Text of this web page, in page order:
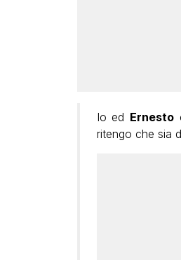
Io ed Ernesto
ritengo che sia